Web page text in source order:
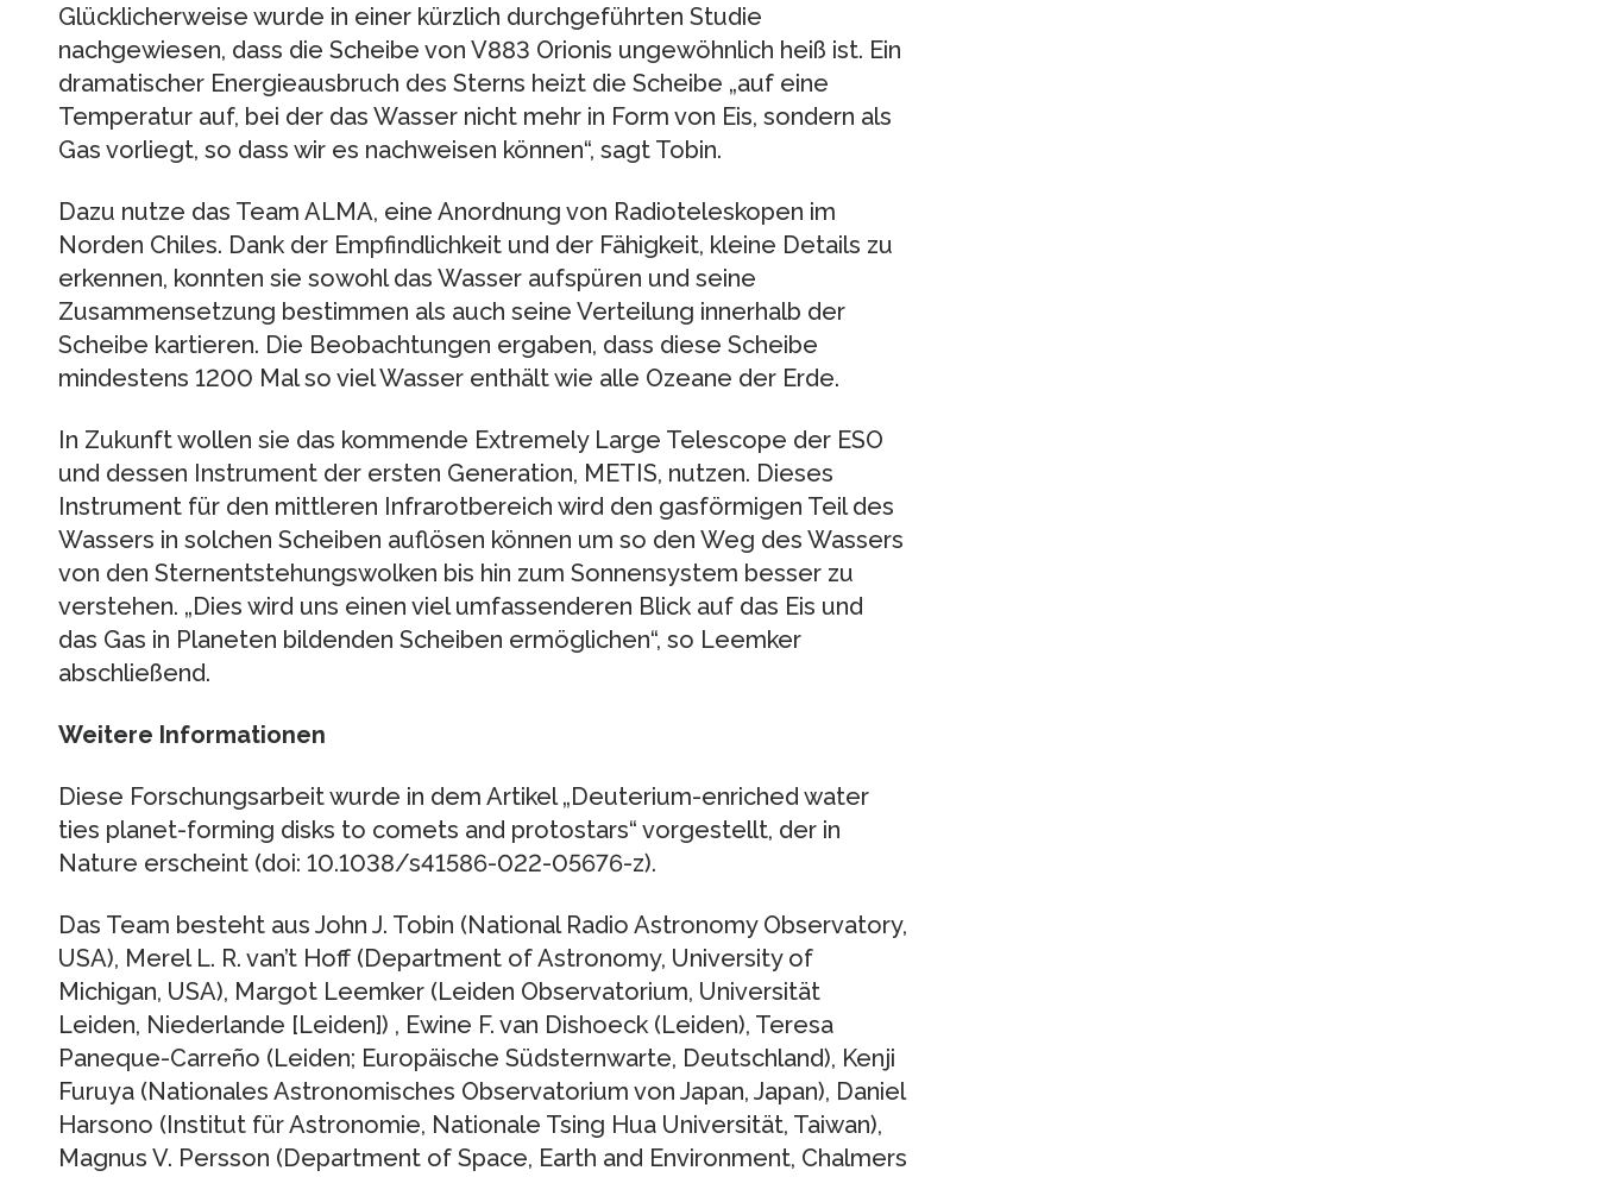
Glücklicherweise wurde in einer kürzlich durchgeführten Studie
nachgewiesen, dass die Scheibe von V883 Orionis ungewöhnlich heiß ist. Ein
dramatischer Energieausbruch des Sterns heizt die Scheibe „auf eine
Temperatur auf, bei der das Wasser nicht mehr in Form von Eis, sondern als
Gas vorliegt, so dass wir es nachweisen können“, sagt Tobin.
Dazu nutze das Team ALMA, eine Anordnung von Radioteleskopen im
Norden Chiles. Dank der Empfindlichkeit und der Fähigkeit, kleine Details zu
erkennen, konnten sie sowohl das Wasser aufspüren und seine
Zusammensetzung bestimmen als auch seine Verteilung innerhalb der
Scheibe kartieren. Die Beobachtungen ergaben, dass diese Scheibe
mindestens 1200 Mal so viel Wasser enthält wie alle Ozeane der Erde.
In Zukunft wollen sie das kommende Extremely Large Telescope der ESO
und dessen Instrument der ersten Generation, METIS, nutzen. Dieses
Instrument für den mittleren Infrarotbereich wird den gasförmigen Teil des
Wassers in solchen Scheiben auflösen können um so den Weg des Wassers
von den Sternentstehungswolken bis hin zum Sonnensystem besser zu
verstehen. „Dies wird uns einen viel umfassenderen Blick auf das Eis und
das Gas in Planeten bildenden Scheiben ermöglichen“, so Leemker
abschließend.
Weitere Informationen
Diese Forschungsarbeit wurde in dem Artikel „Deuterium-enriched water
ties planet-forming disks to comets and protostars“ vorgestellt, der in
Nature erscheint (doi: 10.1038/s41586-022-05676-z).
Das Team besteht aus John J. Tobin (National Radio Astronomy Observatory,
USA), Merel L. R. van’t Hoff (Department of Astronomy, University of
Michigan, USA), Margot Leemker (Leiden Observatorium, Universität
Leiden, Niederlande [Leiden]) , Ewine F. van Dishoeck (Leiden), Teresa
Paneque-Carreño (Leiden; Europäische Südsternwarte, Deutschland), Kenji
Furuya (Nationales Astronomisches Observatorium von Japan, Japan), Daniel
Harsono (Institut für Astronomie, Nationale Tsing Hua Universität, Taiwan),
Magnus V. Persson (Department of Space, Earth and Environment, Chalmers